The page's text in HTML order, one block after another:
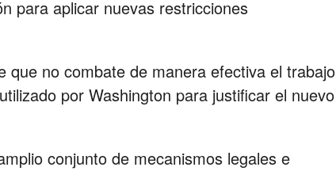
para aplicar nuevas restricciones
que no combate de manera efectiva el trabajo
por Washington para justificar el nuevo
conjunto de mecanismos legales e